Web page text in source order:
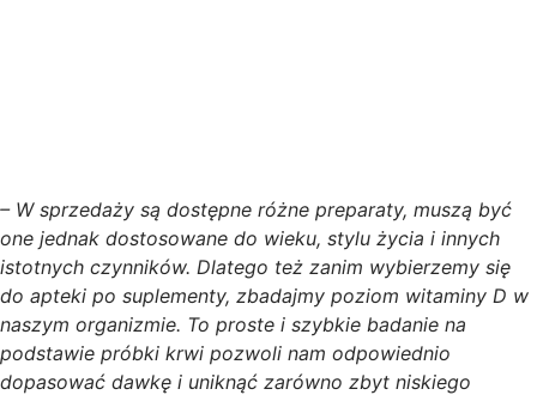
– W sprzedaży są dostępne różne preparaty, muszą być
one jednak dostosowane do wieku, stylu życia i innych
istotnych czynników. Dlatego też zanim wybierzemy się
do apteki po suplementy, zbadajmy poziom witaminy D w
naszym organizmie. To proste i szybkie badanie na
podstawie próbki krwi pozwoli nam odpowiednio
dopasować dawkę i uniknąć zarówno zbyt niskiego